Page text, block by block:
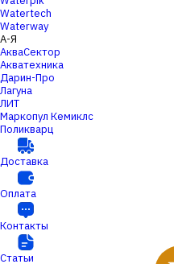
Watertech
Waterway
А-Я
АкваСектор
Акватехника
Дарин-Про
Лагуна
ЛИТ
Маркопул Кемиклс
Поликварц
Доставка
Оплата
Контакты
Статьи